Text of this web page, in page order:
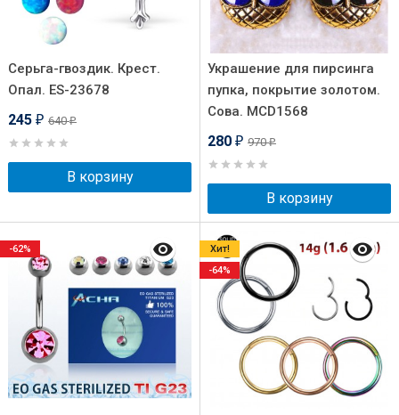
Серьга-гвоздик. Крест.
Опал. ES-23678
245 ₽ 640₽
В корзину
Украшение для пирсинга
пупка, покрытие золотом.
Сова. MCD1568
280 ₽ 970₽
В корзину
-62%
Хит!
-64%